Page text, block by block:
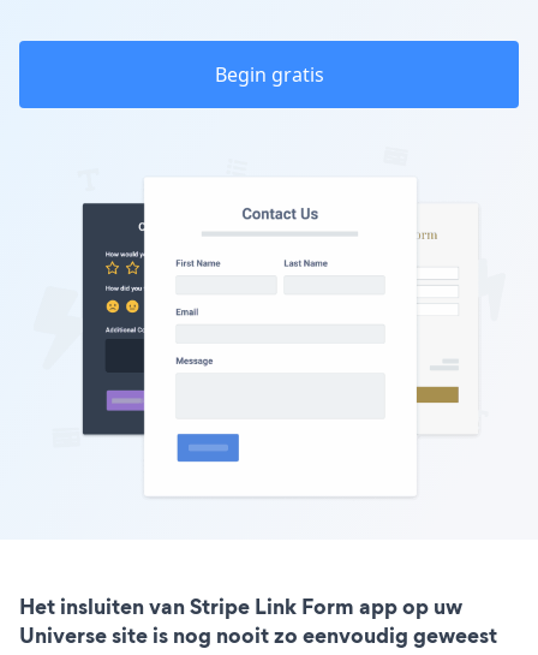
Begin gratis
Het insluiten van Stripe Link Form app op uw
Universe site is nog nooit zo eenvoudig geweest